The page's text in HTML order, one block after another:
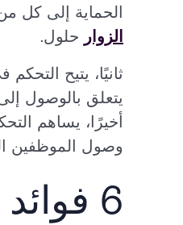
الحماية إلى كل
الزوار حلول.
ثانيًا، يتيح
يتعلق بالوصول
أخيرًا، يساهم
وصول الموظفين
6 فوائد للتحكم في الوصول